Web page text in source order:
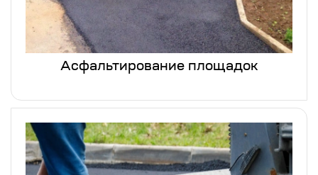
Асфальтирование площадок